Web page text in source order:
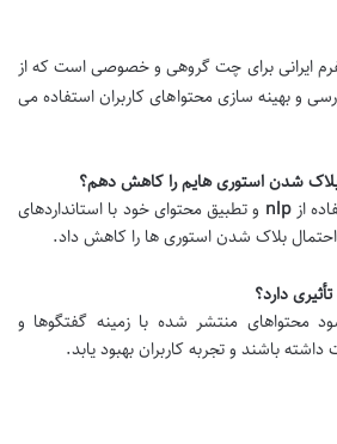
ایرانی برای چت گروهی و خصوصی است که از
و بهینه سازی محتواهای کاربران استفاده می
ازnlp و تطبیق محتوای خود با استانداردهای
احتمال بلاک شدن استوری ها را کاهش داد.
محتواهای منتشر شده با زمینه گفتگوها و
باشند و تجربه کاربران بهبود یابد.